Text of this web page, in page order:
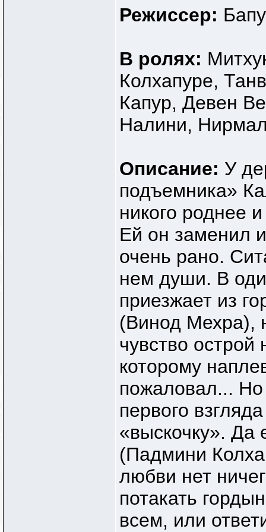
Режиссер: Бапу
В ролях:
Колхапуре,
Капур, Девен
Налини,
Описание: У
подъемника»
никого роднее
Ей он заменил
очень рано.
нем души. В
приезжает из
(Винод Мехра),
чувство
которому
пожаловал...
первого
«выскочку».
(Падмини
любви нет
потакать
всем, или